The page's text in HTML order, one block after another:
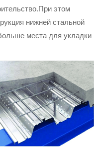
этом
нижней стальной
места для укладки